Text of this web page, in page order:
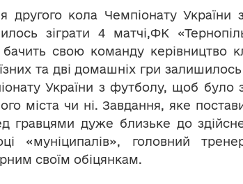
другого кола Чемпіонату
зіграти 4 матчі,ФК
свою команду керівництво
та дві домашніх гри
України з футболу, щоб було
міста чи ні. Завдання, яке
гравцями дуже близьке до
«муніципалів», головний
своїм обіцянкам.